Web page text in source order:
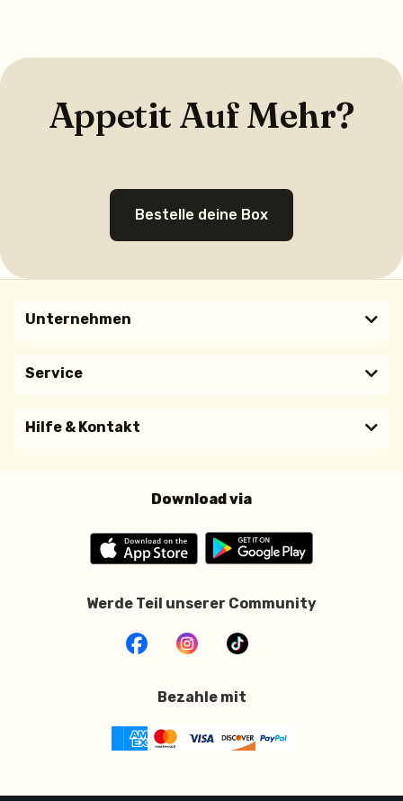
Appetit Auf Mehr?
Bestelle deine Box
Unternehmen
Service
Hilfe & Kontakt
Download via
Werde Teil unserer Community
Bezahle mit